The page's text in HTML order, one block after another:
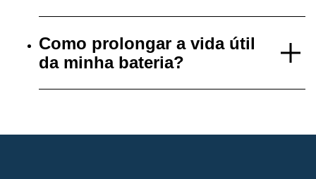
Como prolongar a vida útil
da minha bateria?